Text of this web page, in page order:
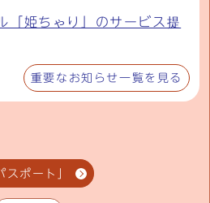
「姫ちゃり」のサービス提
重要なお知らせ一覧を見る
ポート」